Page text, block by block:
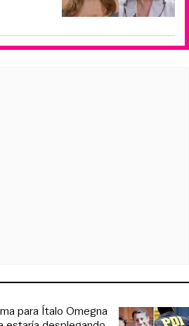
para Ítalo Omegna